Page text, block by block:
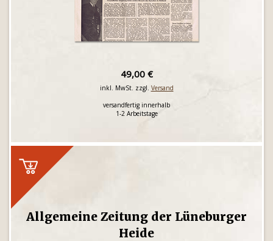
49,00 €
inkl. MwSt. zzgl. Versand
versandfertig innerhalb
1-2 Arbeitstage
Allgemeine Zeitung der Lüneburger
Heide